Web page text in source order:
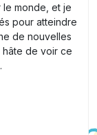
monde, et je
pour atteindre
de nouvelles
hâte de voir ce